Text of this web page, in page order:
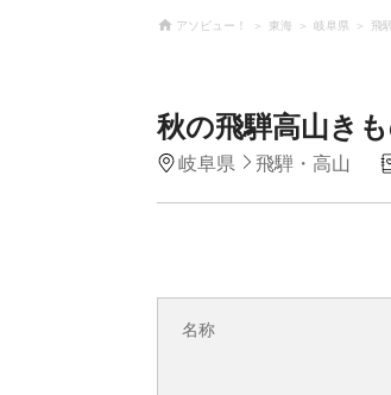
アソビュー！ 東海 岐阜県 飛
秋の飛騨高山き
岐阜県 飛騨・高山
名称